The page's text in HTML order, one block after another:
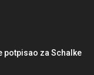
potpisao za Schalke